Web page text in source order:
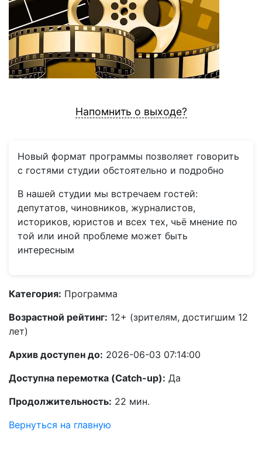
Напомнить о выходе?
Новый формат программы позволяет говорить
с гостями студии обстоятельно и подробно
В нашей студии мы встречаем гостей:
депутатов, чиновников, журналистов,
историков, юристов и всех тех, чьё мнение по
той или иной проблеме может быть
интересным
Категория: Программа
Возрастной рейтинг: 12+ (зрителям, достигшим 12
лет)
Архив доступен до: 2026-06-03 07:14:00
Доступна перемотка (Catch-up): Да
Продолжительность: 22 мин.
Вернуться на главную